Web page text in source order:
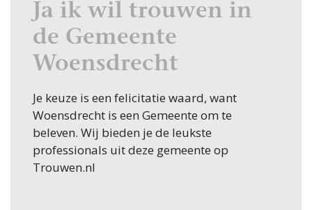
Ja ik wil trouwen in
de Gemeente
Woensdrecht
Je keuze is een felicitatie waard, want
Woensdrecht is een Gemeente om te
beleven. Wij bieden je de leukste
professionals uit deze gemeente op
Trouwen.nl